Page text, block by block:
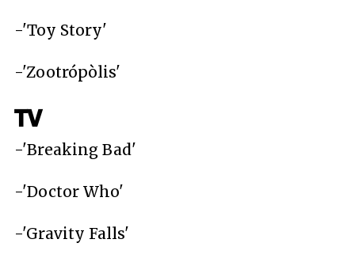
-'Toy Story'
-'Zootrópòlis'
TV
-'Breaking Bad'
-'Doctor Who'
-'Gravity Falls'